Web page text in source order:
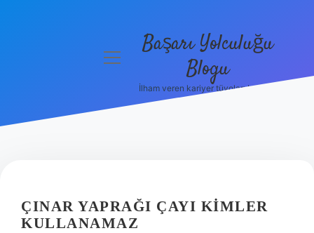
Hakkımızda
menüyüBaşarı Yolculuğu
Blogu
İlham veren kariyer tüyoları burada!
ÇINAR YAPRAĞI ÇAYI KIMLER
KULLANAMAZ